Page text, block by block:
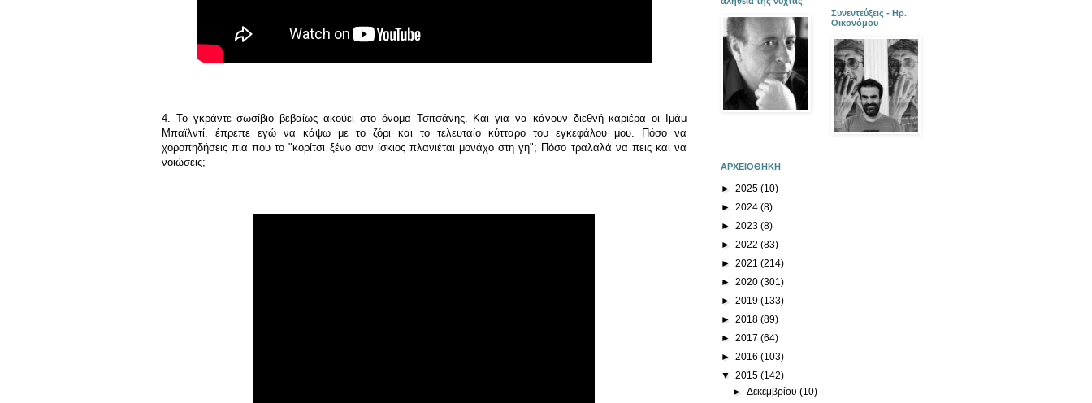
4. Το γκράντε σωσίβιο βεβαίως ακούει στο όνομα Τσιτσάνης. Και για να κάνουν διεθνή καριέρα οι Ιμάμ
Μπαϊλντί, έπρεπε εγώ να κάψω με το ζόρι και το τελευταίο κύτταρο του εγκεφάλου μου. Πόσο να
χοροπηδήσεις πια που το "κορίτσι ξένο σαν ίσκιος πλανιέται μονάχο στη γη"; Πόσο τραλαλά να πεις και να
νοιώσεις;
Συνεντεύξεις - Ηρ.
Οικονόμου
ΑΡΧΕΙΟΘΗΚΗ
► 2025 (10)
► 2024 (8)
► 2023 (8)
► 2022 (83)
► 2021 (214)
► 2020 (301)
► 2019 (133)
► 2018 (89)
► 2017 (64)
► 2016 (103)
▼ 2015 (142)
►Δεκεμβρίου(10)